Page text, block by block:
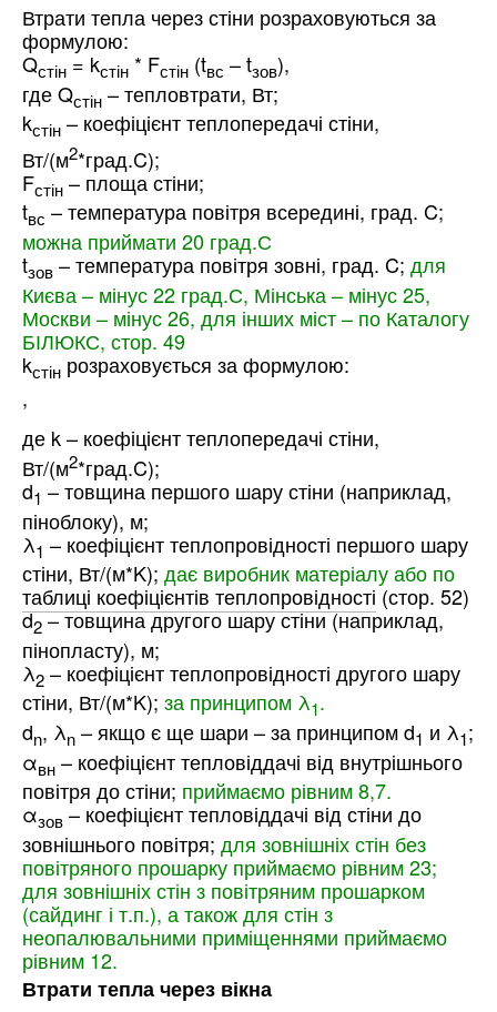
Втрати тепла через стіни розраховуються за
формулою:
Qстін = kстін * Fстін (tвс – tзов),
где Qстін – тепловтрати, Вт;
kстін – коефіцієнт теплопередачі стіни,
Вт/(м2*град.C);
Fстін – площа стіни;
tвс – температура повітря всередині, град. C;
можна приймати 20 град.С
tзов – температура повітря зовні, град. C; для
Києва – мінус 22 град.С, Мінська – мінус 25,
Москви – мінус 26, для інших міст – по Каталогу
БІЛЮКС, стор. 49
kстін розраховується за формулою:
,
де k – коефіцієнт теплопередачі стіни,
Вт/(м2*град.C);
d1 – товщина першого шару стіни (наприклад,
піноблоку), м;
λ1 – коефіцієнт теплопровідності першого шару
стіни, Вт/(м*K); дає виробник матеріалу або по
таблиці коефіцієнтів теплопровідності (стор. 52)
d2– товщина другого шару стіни (наприклад,
пінопласту), м;
λ2 – коефіцієнт теплопровідності другого шару
стіни, Вт/(м*K); за принципом λ1.
dn, λn – якщо є ще шари – за принципом d1 и λ1;
αвн – коефіцієнт тепловіддачі від внутрішнього
повітря до стіни; приймаємо рівним 8,7.
αзов – коефіцієнт тепловіддачі від стіни до
зовнішнього повітря; для зовнішніх стін без
повітряного прошарку приймаємо рівним 23;
для зовнішніх стін з повітряним прошарком
(сайдинг і т.п.), а також для стін з
неопалювальними приміщеннями приймаємо
рівним 12.
Втрати тепла через вікна